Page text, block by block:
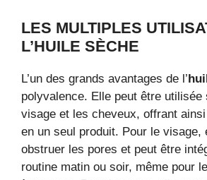
LES MULTIPLES
L’HUILE SÈCHE
L’un des grands avantages de l’
polyvalence. Elle peut être
visage et les cheveux, offrant
en un seul produit. Pour le visage,
obstruer les pores et peut être
routine matin ou soir, même pour